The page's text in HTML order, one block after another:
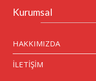
Kurumsal
HAKKIMIZDA
İLETİŞİM